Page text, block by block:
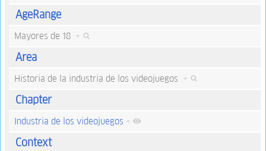
AgeRange
Mayores de 18 +
Area
Historia de la industria de los videojuegos +
Chapter
Industria de los videojuegos +
Context